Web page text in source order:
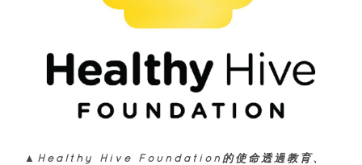
▲Healthy Hive Foundation的使命透過教育、